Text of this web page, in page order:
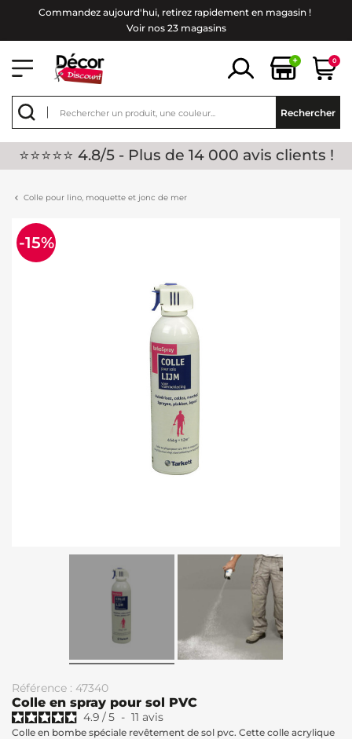
Commandez aujourd'hui, retirez rapidement en magasin !
Voir nos 23 magasins
+ 0
Rechercher
⭐⭐⭐⭐⭐ 4.8/5 - Plus de 14 000 avis clients !
Colle pour lino, moquette et jonc de mer
-15%
Référence : 47340
Colle en spray pour sol PVC
4.9 /5 - 11 avis
Colle en bombe spéciale revêtement de sol pvc. Cette colle acrylique